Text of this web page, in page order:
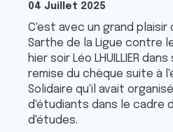
04 Juillet 2025
C'est avec un grand plaisir
Sarthe de la Ligue contre
hier soir Léo LHUILLIER
remise du chèque suite à
Solidaire qu'il avait
d'étudiants dans le cadre
d'études.